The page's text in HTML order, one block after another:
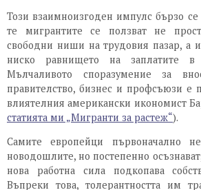
Този взаимноизгоден импулс бързо
те мигрантите се ползват не
свободни ниши на трудовия пазар, а
ниско равнището на заплатите в
Мълчаливото споразумение за
правителство, бизнес и профсъюзи е
влиятелния американски икономист
статията ми „Мигранти за растеж“).
Самите европейци първоначално
новодошлите, но постепенно
нова работна сила подкопава
Въпреки това, толерантността им